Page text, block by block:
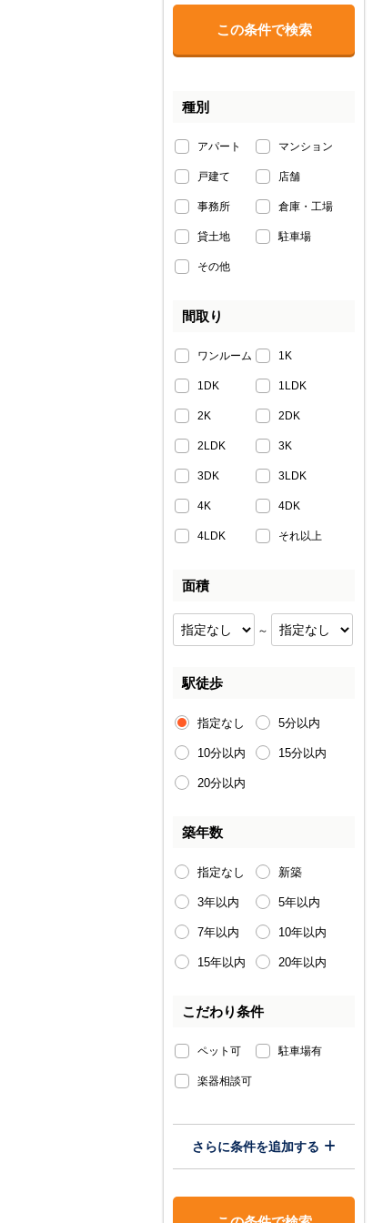
種別
アパート マンション
戸建て 店舗
事務所 倉庫・工場
貸土地 駐車場
その他
間取り
ワンルーム 1K
1DK 1LDK
2K 2DK
2LDK 3K
3DK 3LDK
4K 4DK
4LDK それ以上
面積
～
駅徒歩
指定なし 5分以内
10分以内 15分以内
20分以内
築年数
指定なし 新築
3年以内 5年以内
7年以内 10年以内
15年以内 20年以内
こだわり条件
ペット可 駐車場有
楽器相談可
さらに条件を追加する